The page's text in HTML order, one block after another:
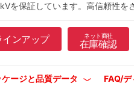
を保証しています。高信頼性を
ンアップ ネット商社
在庫確認
ージと品質データ FAQ/